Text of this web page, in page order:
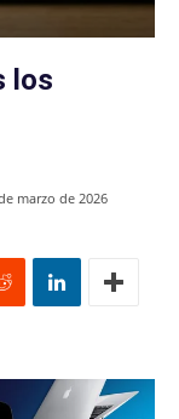
los
marzo de 2026